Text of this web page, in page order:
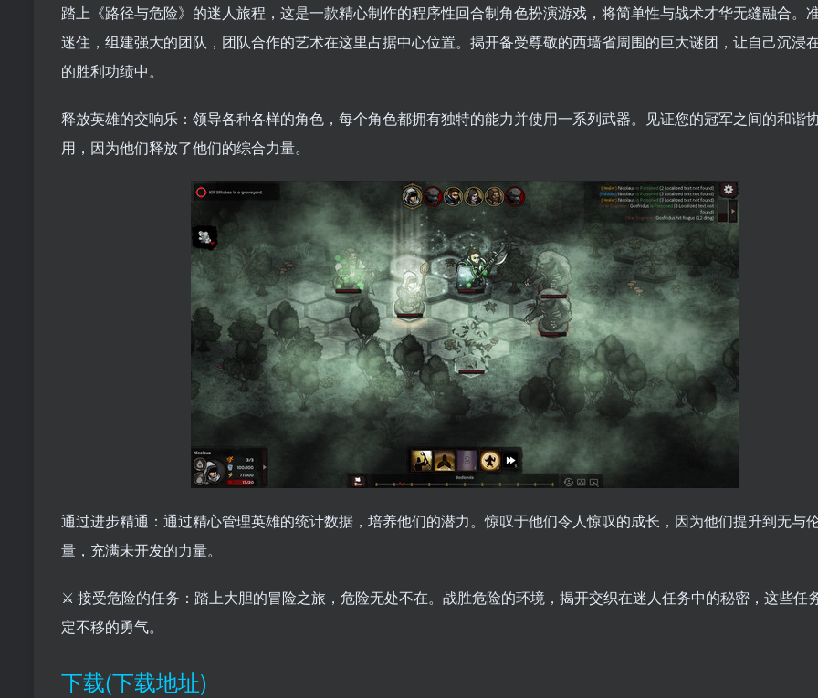
踏上《路径与危险》的迷人旅程，这是一款精心制作的程序性回合制角色扮演游戏，将简单性与战术才华无缝融合。
迷住，组建强大的团队，团队合作的艺术在这里占据中心位置。揭开备受尊敬的西墙省周围的巨大谜团，让自己沉浸
的胜利功绩中。
释放英雄的交响乐：领导各种各样的角色，每个角色都拥有独特的能力并使用一系列武器。见证您的冠军之间的和谐
用，因为他们释放了他们的综合力量。
通过进步精通：通过精心管理英雄的统计数据，培养他们的潜力。惊叹于他们令人惊叹的成长，因为他们提升到无与
量，充满未开发的力量。
⚔️ 接受危险的任务：踏上大胆的冒险之旅，危险无处不在。战胜危险的环境，揭开交织在迷人任务中的秘密，这些任
定不移的勇气。
下载(下载地址)